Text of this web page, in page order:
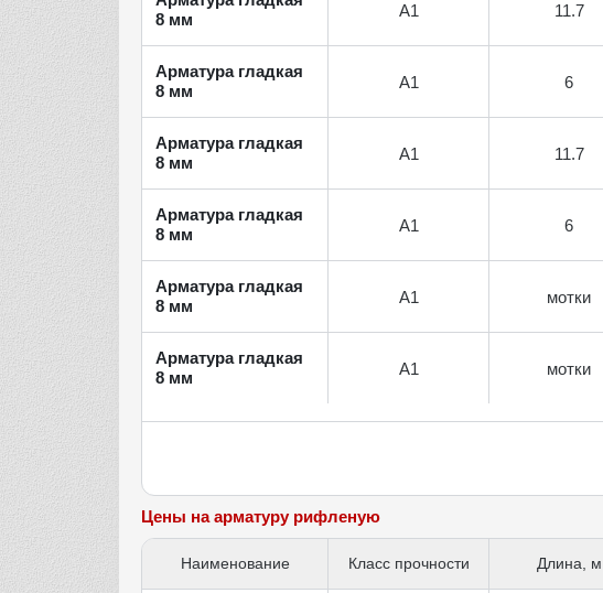
8 мм
А1 11.7
Арматура гладкая
8 мм
А1 6
Арматура гладкая
8 мм
А1 11.7
Арматура гладкая
8 мм
А1 6
Арматура гладкая
8 мм
А1 мотки
Арматура гладкая
8 мм
А1 мотки
Цены на арматуру рифленую
Наименование Класс прочности Длина, м